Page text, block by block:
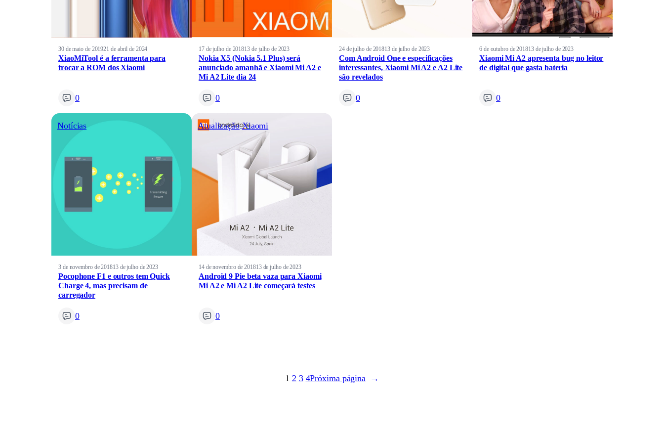
30 de maio de 201921 de abril de 2024
XiaoMiTool é a ferramenta para
trocar a ROM dos Xiaomi
0
17 de julho de 201813 de julho de 2023
Nokia X5 (Nokia 5.1 Plus) será
anunciado amanhã e Xiaomi Mi A2 e
Mi A2 Lite dia 24
0
24 de julho de 201813 de julho de 2023
Com Android One e especificações
interessantes, Xiaomi Mi A2 e A2 Lite
são revelados
0
6 de outubro de 201813 de julho de 2023
Xiaomi Mi A2 apresenta bug no leitor
de digital que gasta bateria
0
Notícias
3 de novembro de 201813 de julho de 2023
Pocophone F1 e outros tem Quick
Charge 4, mas precisam de
carregador
0
Atualização Xiaomi
14 de novembro de 201813 de julho de 2023
Android 9 Pie beta vaza para Xiaomi
Mi A2 e Mi A2 Lite começará testes
0
1 2 3 4Próxima página →